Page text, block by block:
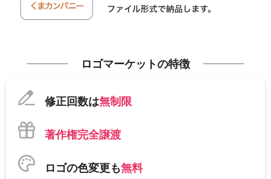
ロゴマーケットの特徴
修正回数は無制限
著作権完全譲渡
ロゴの色変更も無料